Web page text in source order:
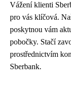
Vážení klienti
pro vás klíčová.
poskytnou vám
pobočky. Stačí
prostřednictvím
Sberbank.